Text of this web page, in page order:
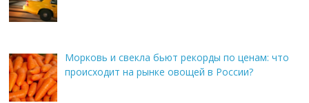
Морковь и свекла бьют рекорды по ценам: что
происходит на рынке овощей в России?